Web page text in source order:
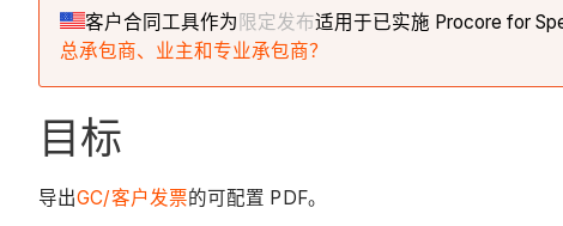
客户合同工具作为 限定发布适用于已实施 Procore for
总承包商、业主和专业承包商？
目标
导出GC/客户发票的可配置 PDF。